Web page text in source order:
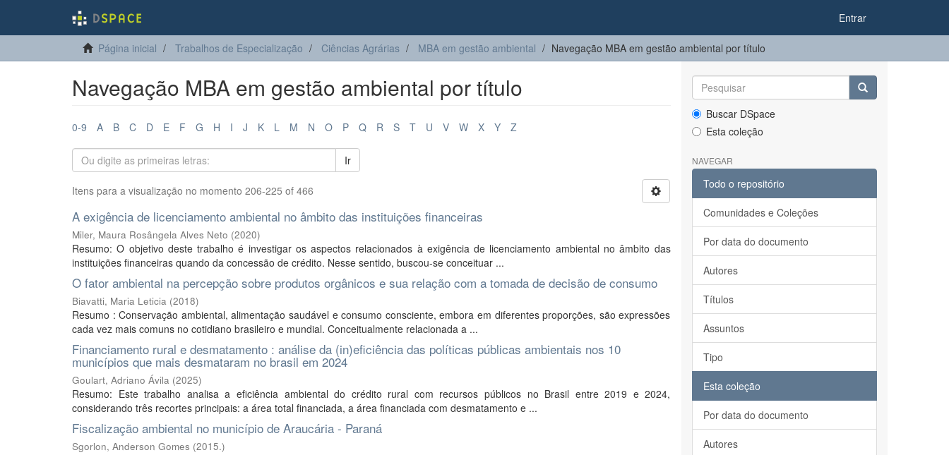
Entrar
Página inicial Trabalhos de Especialização Ciências Agrárias MBA em gestão ambiental Navegação MBA em gestão ambiental por título
Navegação MBA em gestão ambiental por título
0-9 A B C D E F G H I J K L M N O P Q R S T U V W X Y Z
Ir
Itens para a visualização no momento 206-225 of 466
A exigência de licenciamento ambiental no âmbito das instituições financeiras
Miler, Maura Rosângela Alves Neto (2020)
Resumo: O objetivo deste trabalho é investigar os aspectos relacionados à exigência de licenciamento ambiental no âmbito das
instituições financeiras quando da concessão de crédito. Nesse sentido, buscou-se conceituar ...
O fator ambiental na percepção sobre produtos orgânicos e sua relação com a tomada de decisão de consumo
Biavatti, Maria Leticia (2018)
Resumo : Conservação ambiental, alimentação saudável e consumo consciente, embora em diferentes proporções, são expressões
cada vez mais comuns no cotidiano brasileiro e mundial. Conceitualmente relacionada a ...
Financiamento rural e desmatamento : análise da (in)eficiência das políticas públicas ambientais nos 10
municípios que mais desmataram no brasil em 2024
Goulart, Adriano Ávila (2025)
Resumo: Este trabalho analisa a eficiência ambiental do crédito rural com recursos públicos no Brasil entre 2019 e 2024,
considerando três recortes principais: a área total financiada, a área financiada com desmatamento e ...
Fiscalização ambiental no município de Araucária - Paraná
Sgorlon, Anderson Gomes (2015.)
Buscar DSpace
Esta coleção
NAVEGAR
Todo o repositório
Comunidades e Coleções
Por data do documento
Autores
Títulos
Assuntos
Tipo
Esta coleção
Por data do documento
Autores